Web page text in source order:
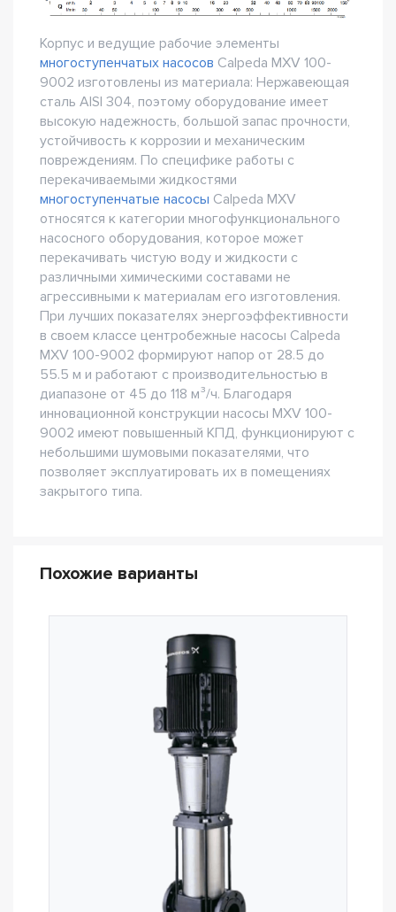
Корпус и ведущие рабочие элементы
многоступенчатых насосов Сalpeda MXV 100-
9002 изготовлены из материала: Нержавеющая
сталь AISI 304, поэтому оборудование имеет
высокую надежность, большой запас прочности,
устойчивость к коррозии и механическим
повреждениям. По специфике работы с
перекачиваемыми жидкостями
многоступенчатые насосы Сalpeda MXV
относятся к категории многофункционального
насосного оборудования, которое может
перекачивать чистую воду и жидкости с
различными химическими составами не
агрессивными к материалам его изготовления.
При лучших показателях энергоэффективности
в своем классе центробежные насосы Сalpeda
MXV 100-9002 формируют напор от 28.5 до
55.5 м и работают с производительностью в
диапазоне от 45 до 118 м³/ч. Благодаря
инновационной конструкции насосы MXV 100-
9002 имеют повышенный КПД, функционируют с
небольшими шумовыми показателями, что
позволяет эксплуатировать их в помещениях
закрытого типа.
Похожие варианты